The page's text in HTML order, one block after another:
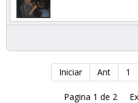
Iniciar Ant 1
Pagina 1 de 2